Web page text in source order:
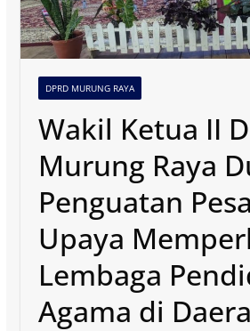
DPRD MURUNG RAYA
Wakil Ketua II
Murung Raya
Penguatan
Upaya
Lembaga
Agama di